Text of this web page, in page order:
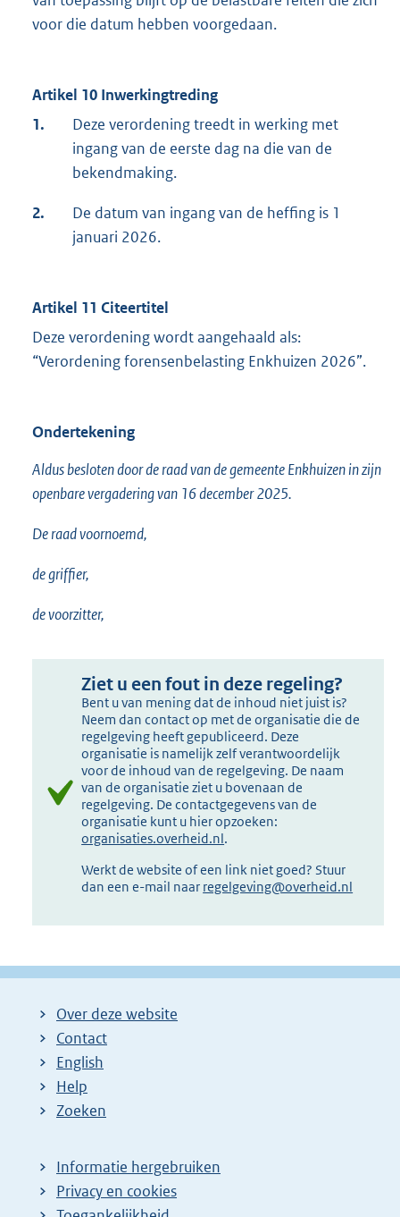
voor die datum hebben voorgedaan.
Artikel 10 Inwerkingtreding
1.
Deze verordening treedt in werking met
ingang van de eerste dag na die van de
bekendmaking.
2.
De datum van ingang van de heffing is 1
januari 2026.
Artikel 11 Citeertitel
Deze verordening wordt aangehaald als:
“Verordening forensenbelasting Enkhuizen 2026”.
Ondertekening
Aldus besloten door de raad van de gemeente Enkhuizen in zijn
openbare vergadering van 16 december 2025.
De raad voornoemd,
de griffier,
de voorzitter,
Ziet u een fout in deze regeling?
Bent u van mening dat de inhoud niet juist is?
Neem dan contact op met de organisatie die de
regelgeving heeft gepubliceerd. Deze
organisatie is namelijk zelf verantwoordelijk
voor de inhoud van de regelgeving. De naam
van de organisatie ziet u bovenaan de
regelgeving. De contactgegevens van de
organisatie kunt u hier opzoeken:
organisaties.overheid.nl.
Werkt de website of een link niet goed? Stuur
dan een e-mail naar regelgeving@overheid.nl
Over deze website
Contact
English
Help
Zoeken
Informatie hergebruiken
Privacy en cookies